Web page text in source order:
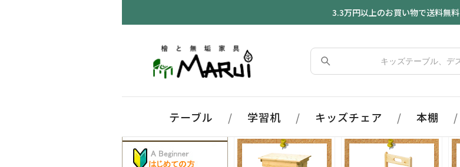
3.3万円以上のお買い物で送料無料
テーブル / 学習机 / キッズチェア / 本棚 /